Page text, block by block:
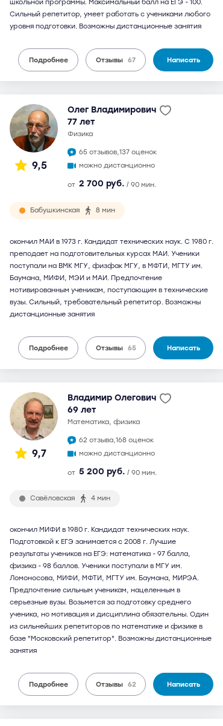
школьной программы. Максимальный балл на ЕГЭ - 100.
Сильный репетитор, умеет работать с учениками любого
уровня подготовки. Возможны дистанционные занятия
Подробнее Отзывы 67 Написать
9,5
Олег Владимирович
77 лет
физика
65 отзывов,137 оценок
можно дистанционно
от 2 700 руб. / 90 мин.
Бабушкинская 8 мин
окончил МАИ в 1973 г. Кандидат технических наук. С 1980 г.
преподает на подготовительных курсах МАИ. Ученики
поступали на ВМК МГУ, физфак МГУ, в МФТИ, МГТУ им.
Баумана, МИФИ, МЭИ и МАИ. Предпочтение
мотивированным ученикам, поступающим в технические
вузы. Сильный, требовательный репетитор. Возможны
дистанционные занятия
Подробнее Отзывы 65 Написать
9,7
Владимир Олегович
69 лет
математика, физика
62 отзыва,168 оценок
можно дистанционно
от 5 200 руб. / 90 мин.
Савёловская 4 мин
окончил МИФИ в 1980 г. Кандидат технических наук.
Подготовкой к ЕГЭ занимается с 2008 г. Лучшие
результаты учеников на ЕГЭ: математика - 97 балла,
физика - 98 баллов. Ученики поступали в МГУ им.
Ломоносова, МИФИ, МФТИ, МГТУ им. Баумана, МИРЭА.
Предпочтение сильным ученикам, нацеленным в
серьезные вузы. Возьмется за подготовку среднего
ученика, но мотивация и дисциплина обязательны. Один
из сильнейших репетиторов по математике и физике в
базе "Московский репетитор". Возможны дистанционные
занятия
Подробнее Отзывы 62 Написать